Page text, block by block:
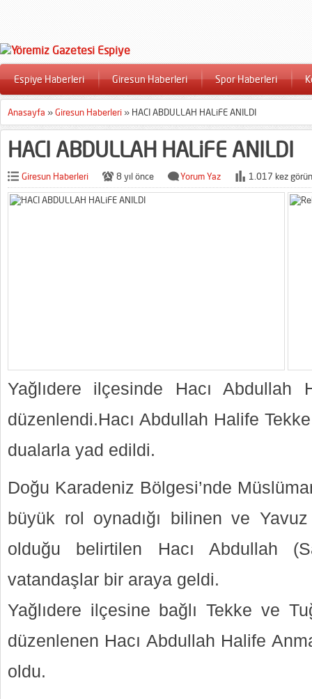
Espiye Haberleri Giresun Haberleri Spor Haberleri
Anasayfa »Giresun Haberleri » HACI ABDULLAH HALiFE ANILDI
HACI ABDULLAH HALiFE ANILDI
Giresun Haberleri 8 yıl önce Yorum Yaz 1.017 kez
Yağlıdere ilçesinde Hacı
düzenlendi.Hacı Abdullah Halife
dualarla yad edildi.
Doğu Karadeniz Bölgesi’nde
büyük rol oynadığı bilinen ve
olduğu belirtilen Hacı Abdullah
vatandaşlar bir araya geldi.
Yağlıdere ilçesine bağlı Tekke ve
düzenlenen Hacı Abdullah Halife
oldu.